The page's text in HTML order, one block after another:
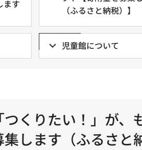
ます
（ふるさと納税）】
児童館について
くりたい！」が
します（ふるさと